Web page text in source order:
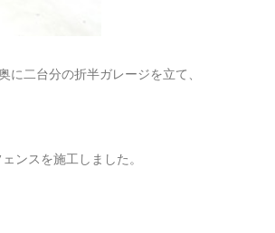
二台分の折半ガレージを立て、
ンスを施工しました。